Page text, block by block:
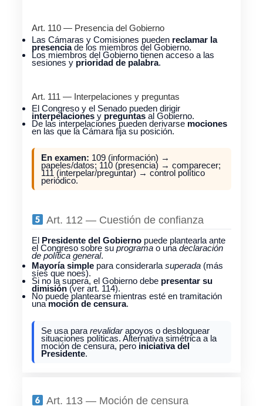
Art. 110 — Presencia del Gobierno
Las Cámaras y Comisiones pueden reclamar la
presenciade los miembros del Gobierno.
Los miembros del Gobierno tienen acceso a las
sesiones y prioridad de palabra.
Art. 111 — Interpelaciones y preguntas
El Congreso y el Senado pueden dirigir
interpelaciones y preguntas al Gobierno.
De las interpelaciones pueden derivarse mociones
en las que la Cámara fija su posición.
En examen: 109 (información) →
papeles/datos; 110 (presencia) → comparecer;
111 (interpelar/preguntar) → control político
periódico.
Art. 112 — Cuestión de confianza
El Presidente del Gobierno puede plantearla ante
el Congreso sobre su programa o una declaración
de política general.
Mayoría simple para considerarla superada (más
síes que noes).
Si no la supera, el Gobierno debe presentar su
dimisión (ver art. 114).
No puede plantearse mientras esté en tramitación
unamoción de censura.
Se usa para revalidarapoyos o desbloquear
situaciones políticas. Alternativa simétrica a la
moción de censura, pero iniciativa del
Presidente.
Art. 113 — Moción de censura